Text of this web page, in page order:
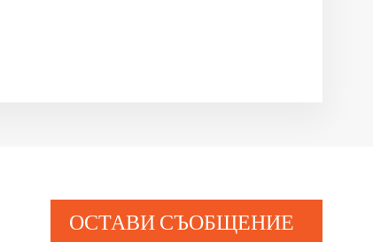
ОСТАВИ СЪОБЩЕНИЕ